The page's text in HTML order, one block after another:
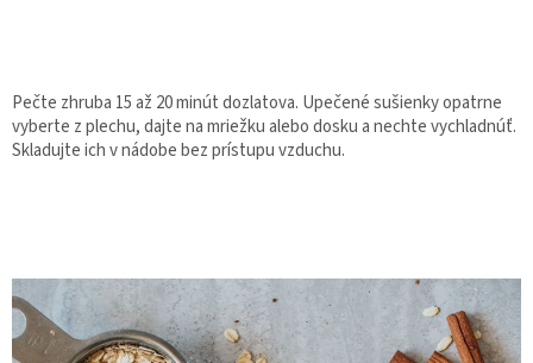
Pečte zhruba 15 až 20 minút dozlatova. Upečené sušienky opatrne
vyberte z plechu, dajte na mriežku alebo dosku a nechte vychladnúť.
Skladujte ich v nádobe bez prístupu vzduchu.